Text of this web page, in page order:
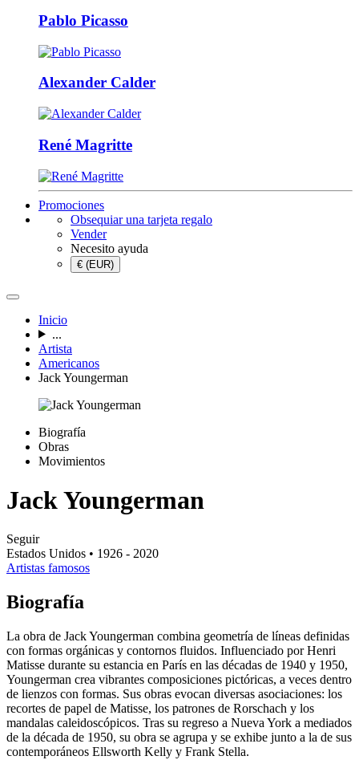
Pablo Picasso
Alexander Calder
René Magritte
Promociones
Obsequiar una tarjeta regalo
Vender
Necesito ayuda
€ (EUR)
Inicio
...
Artista
Americanos
Jack Youngerman
Biografía
Obras
Movimientos
Jack Youngerman
Seguir
Estados Unidos • 1926 - 2020
Artistas famosos
Biografía
La obra de Jack Youngerman combina geometría de líneas definidas
con formas orgánicas y contornos fluidos. Influenciado por Henri
Matisse durante su estancia en París en las décadas de 1940 y 1950,
Youngerman crea vibrantes composiciones pictóricas, a veces dentro
de lienzos con formas. Sus obras evocan diversas asociaciones: los
recortes de papel de Matisse, los patrones de Rorschach y los
mandalas caleidoscópicos. Tras su regreso a Nueva York a mediados
de la década de 1950, su obra se agrupa y se exhibe junto a la de sus
contemporáneos Ellsworth Kelly y Frank Stella.